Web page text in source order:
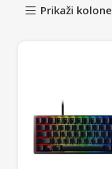
Prikaži kolone